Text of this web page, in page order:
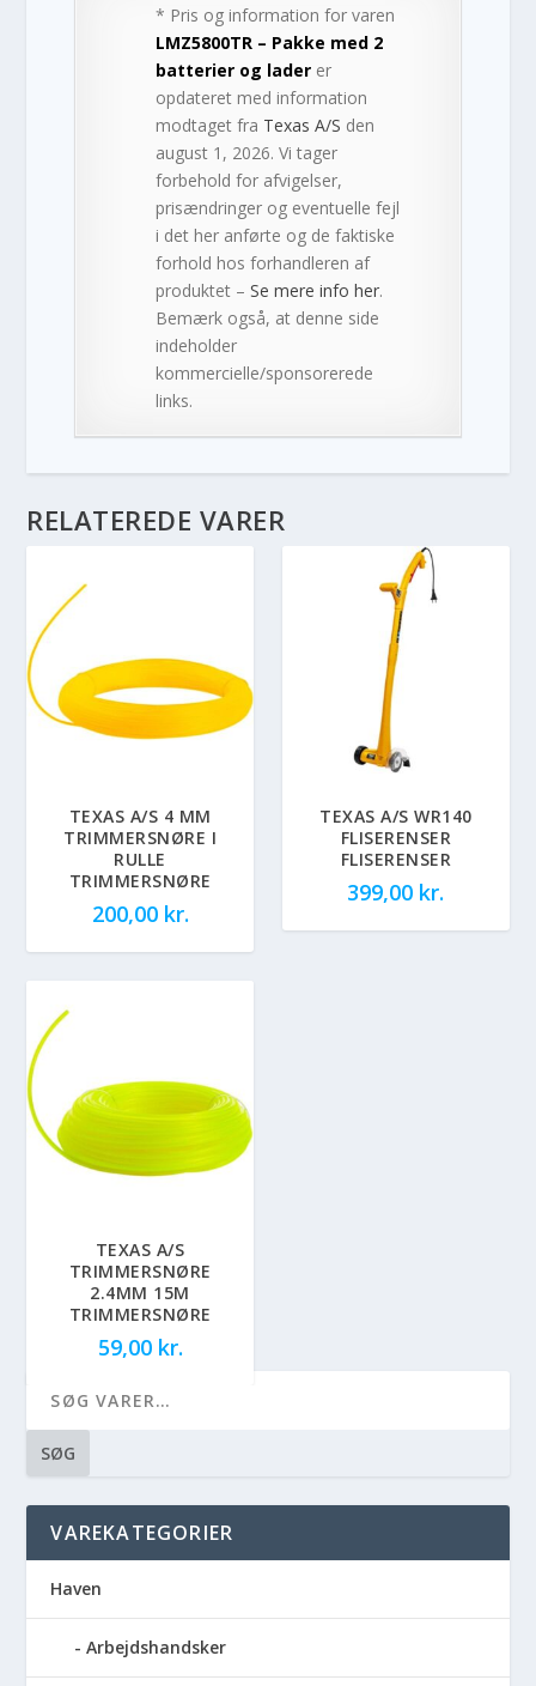
* Pris og information for varen
LMZ5800TR – Pakke med 2
batterier og lader er
opdateret med information
modtaget fra Texas A/S den
august 1, 2026. Vi tager
forbehold for afvigelser,
prisændringer og eventuelle fejl
i det her anførte og de faktiske
forhold hos forhandleren af
produktet –Se mere info her.
Bemærk også, at denne side
indeholder
kommercielle/sponsorerede
links.
RELATEREDE VARER
TEXAS A/S 4 MM
TRIMMERSNØRE I
RULLE
TRIMMERSNØRE
200,00 kr.
TEXAS A/S WR140
FLISERENSER
FLISERENSER
399,00 kr.
TEXAS A/S
TRIMMERSNØRE
2.4MM 15M
TRIMMERSNØRE
59,00 kr.
SØG
VAREKATEGORIER
Haven
Arbejdshandsker